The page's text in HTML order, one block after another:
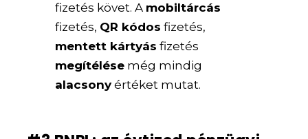
fizetés követ. A mobiltárcás
fizetés, QR kódos fizetés,
mentett kártyás fizetés
megítélése még mindig
alacsonyértéket mutat.